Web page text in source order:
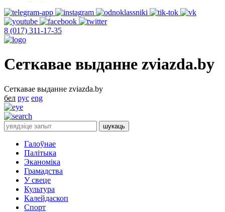
8 (017) 311-17-35
Сеткавае выданне zviazda.by
Сеткавае выданне zviazda.by
бел рус eng
Галоўнае
Палітыка
Эканоміка
Грамадства
У свеце
Культура
Калейдаскоп
Спорт